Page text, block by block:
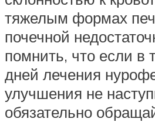
тяжелым формах
почечной
помнить, что если в
дней лечения
улучшения не
обязательно